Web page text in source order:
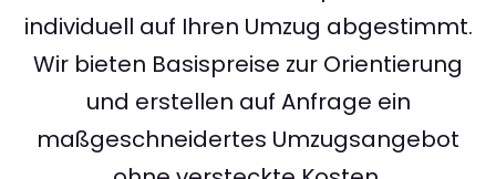
individuell auf Ihren Umzug abgestimmt.
Wir bieten Basispreise zur Orientierung
und erstellen auf Anfrage ein
maßgeschneidertes Umzugsangebot